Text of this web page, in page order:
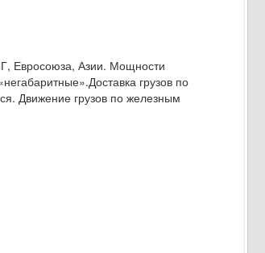
Евросоюза, Азии. Мощности
грузов по
Движение грузов по железным